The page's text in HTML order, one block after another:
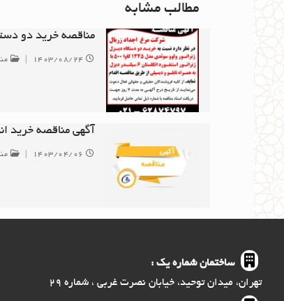
مطالب مشابه
مناقصه خرید دو
۱۴۰۳/۰۸/۲۴
آگهی مناقصه خرید
۱۴۰۳/۰۴/۰۶
ساختمان شماره یک :
تهران، میدان توحید، خیابان نصرت غربی ، شماره ۲۹